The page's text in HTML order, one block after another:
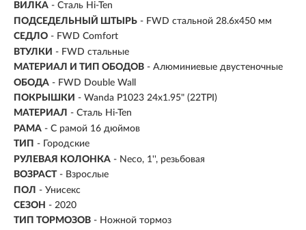
ВИЛКА - Сталь Hi-Ten
ПОДСЕДЕЛЬНЫЙ ШТЫРЬ - FWD стальной 28.6x450 мм
СЕДЛО - FWD Comfort
ВТУЛКИ - FWD стальные
МАТЕРИАЛ И ТИП ОБОДОВ - Алюминиевые двустеночные
ОБОДА - FWD Double Wall
ПОКРЫШКИ - Wanda P1023 24x1.95" (22TPI)
МАТЕРИАЛ - Сталь Hi-Ten
РАМА - С рамой 16 дюймов
ТИП -
Городские
РУЛЕВАЯ КОЛОНКА - Neco, 1'', резьбовая
ВОЗРАСТ - Взрослые
ПОЛ - Унисекс
СЕЗОН - 2020
ТИП ТОРМОЗОВ - Ножной тормоз